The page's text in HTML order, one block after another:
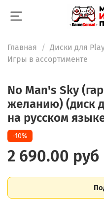
Главная Диски для
Игры в ассортименте
No Man's Sky
желанию) (диск
на русском
-10%
2 690.00 руб